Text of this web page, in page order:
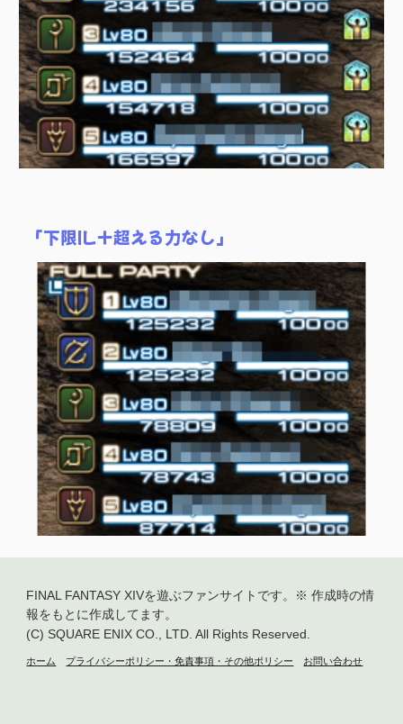
「下限IL＋超える力なし」
FINAL FANTASY XIVを遊ぶファンサイトです。 ※ 作成時の情
報をもとに作成してます。
(C) SQUARE ENIX CO., LTD. All Rights Reserved.
ホーム プライバシーポリシー・免責事項・その他ポリシー お問い合わせ